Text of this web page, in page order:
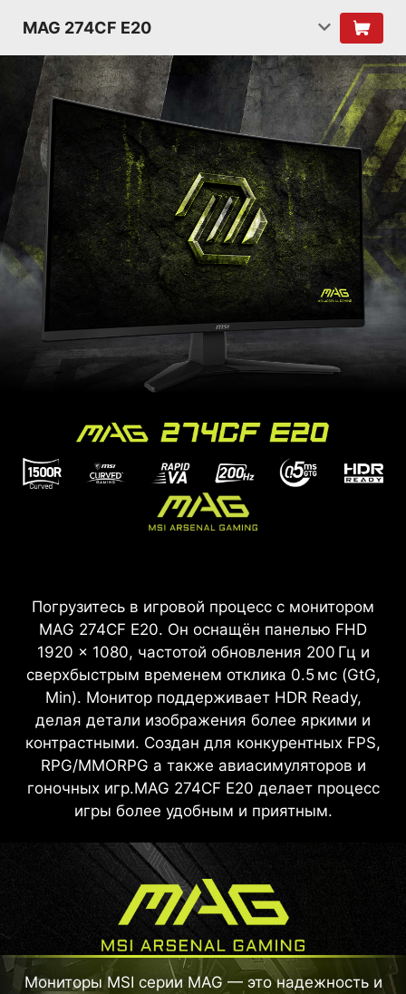
MAG 274CF E20
Погрузитесь в игровой процесс с монитором
MAG 274CF E20. Он оснащён панелью FHD
1920 × 1080, частотой обновления 200 Гц и
сверхбыстрым временем отклика 0.5 мс (GtG,
Min). Монитор поддерживает HDR Ready,
делая детали изображения более яркими и
контрастными. Создан для конкурентных FPS,
RPG/MMORPG а также авиасимуляторов и
гоночных игр.MAG 274CF E20 делает процесс
игры более удобным и приятным.
Мониторы MSI серии MAG — это надежность и